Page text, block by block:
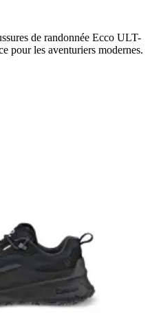
de randonnée Ecco ULT-
pour les aventuriers modernes.